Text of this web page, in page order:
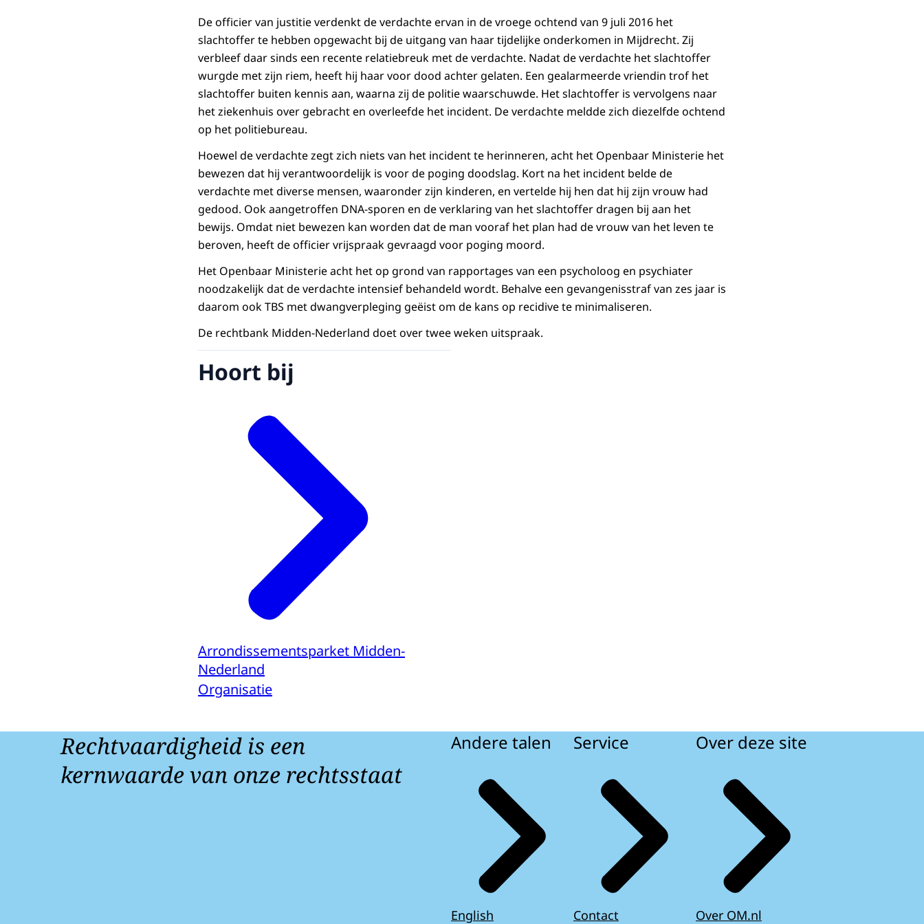
De officier van justitie verdenkt de verdachte ervan in de vroege ochtend van 9 juli 2016 het
slachtoffer te hebben opgewacht bij de uitgang van haar tijdelijke onderkomen in Mijdrecht. Zij
verbleef daar sinds een recente relatiebreuk met de verdachte. Nadat de verdachte het slachtoffer
wurgde met zijn riem, heeft hij haar voor dood achter gelaten. Een gealarmeerde vriendin trof het
slachtoffer buiten kennis aan, waarna zij de politie waarschuwde. Het slachtoffer is vervolgens naar
het ziekenhuis over gebracht en overleefde het incident. De verdachte meldde zich diezelfde ochtend
op het politiebureau.
Hoewel de verdachte zegt zich niets van het incident te herinneren, acht het Openbaar Ministerie het
bewezen dat hij verantwoordelijk is voor de poging doodslag. Kort na het incident belde de
verdachte met diverse mensen, waaronder zijn kinderen, en vertelde hij hen dat hij zijn vrouw had
gedood. Ook aangetroffen DNA-sporen en de verklaring van het slachtoffer dragen bij aan het
bewijs. Omdat niet bewezen kan worden dat de man vooraf het plan had de vrouw van het leven te
beroven, heeft de officier vrijspraak gevraagd voor poging moord.
Het Openbaar Ministerie acht het op grond van rapportages van een psycholoog en psychiater
noodzakelijk dat de verdachte intensief behandeld wordt. Behalve een gevangenisstraf van zes jaar is
daarom ook TBS met dwangverpleging geëist om de kans op recidive te minimaliseren.
De rechtbank Midden-Nederland doet over twee weken uitspraak.
Hoort bij
Arrondissementsparket Midden-
Nederland
Organisatie
Rechtvaardigheid is een
kernwaarde van onze rechtsstaat
Andere talen
English
Service
Contact
Over deze site
Over OM.nl